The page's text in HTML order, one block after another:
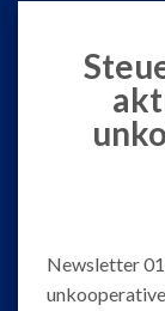
Newsletter